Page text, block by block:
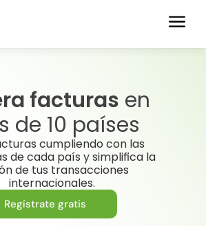
facturas en
de 10 países
cumpliendo con las
de cada país y simplifica la
de tus transacciones
internacionales.
Regístrate gratis